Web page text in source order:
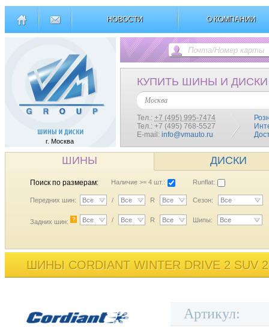
НОВОСТИ О КОМПАНИИ
г. Москва
КУПИТЬ ШИНЫ И ДИСКИ
Москва
Тел.: +7 (495) 995-7474
Тел.: +7 (495) 768-5527
E-mail: info@vmauto.ru
ШИНЫ ДИСКИ
Поиск по размерам: Наличие >= 4 шт.: Runflat:
Передних шин: Все / Все R Все Сезон: Все
Задних шин: ? Все / Все R Все Шипы: Все
ШИНЫ CORDIANT WINTER DRIVE 2 SUV
Артикул: